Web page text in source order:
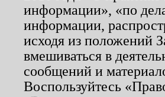
информации», «по
информации,
исходя из положений
вмешиваться в
сообщений и
Воспользуйтесь